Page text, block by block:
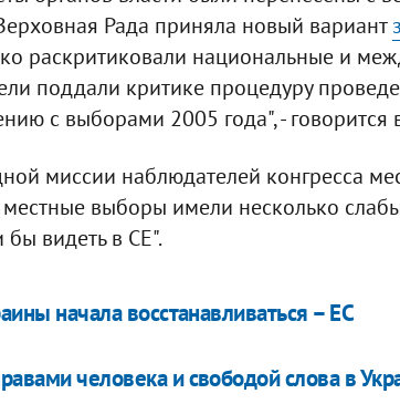
Рада приняла новый вариант
раскритиковали национальные и
поддали критике процедуру
с выборами 2005 года", - говорится
миссии наблюдателей конгресса
выборы имели несколько
видеть в СЕ".
начала восстанавливаться – ЕС
человека и свободой слова в